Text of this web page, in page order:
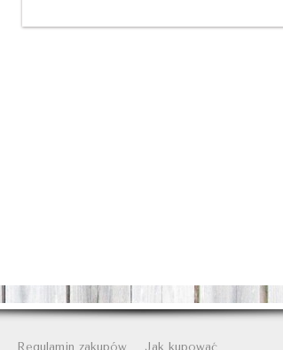
Regulamin zakupów Jak kupować